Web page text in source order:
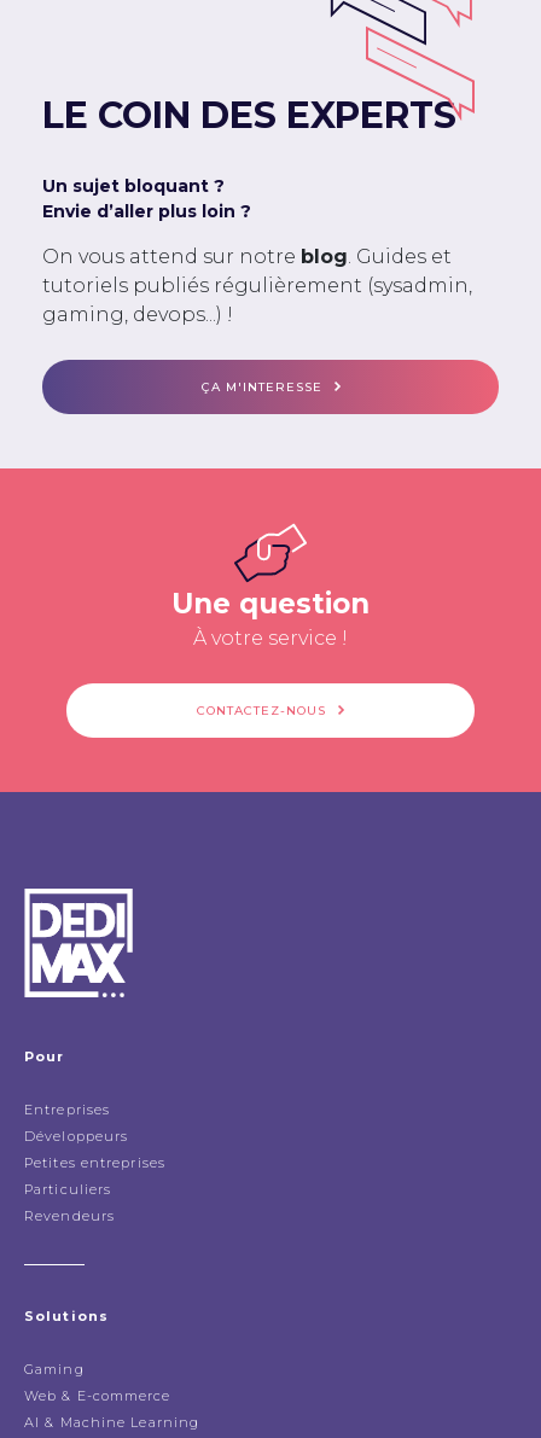
LE COIN DES EXPERTS
Un sujet bloquant ?
Envie d’aller plus loin ?
On vous attend sur notre blog . Guides et
tutoriels publiés régulièrement (sysadmin,
gaming, devops...) !
ÇA M'INTERESSE
Une question
À votre service !
CONTACTEZ-NOUS
Pour
Entreprises
Développeurs
Petites entreprises
Particuliers
Revendeurs
Solutions
Gaming
Web & E-commerce
AI & Machine Learning